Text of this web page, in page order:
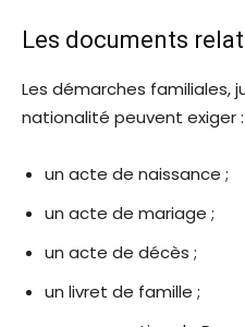
Les documents
Les démarches familiales,
nationalité peuvent exiger :
un acte de naissance ;
un acte de mariage ;
un acte de décès ;
un livret de famille ;